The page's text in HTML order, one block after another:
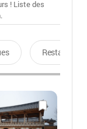
! Liste des
Restaurants